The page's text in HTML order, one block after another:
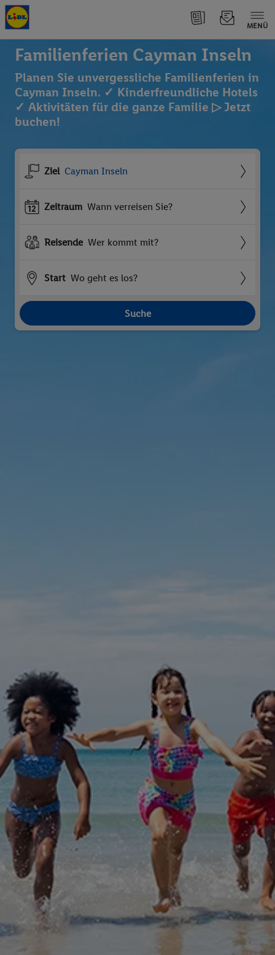
MENÜ
Familienferien Cayman Inseln
Planen Sie unvergessliche Familienferien in
Cayman Inseln. ✓ Kinderfreundliche Hotels
✓ Aktivitäten für die ganze Familie ▷ Jetzt
buchen!
Ziel Cayman Inseln
Zeitraum Wann verreisen Sie?
Reisende Wer kommt mit?
Start Wo geht es los?
Suche